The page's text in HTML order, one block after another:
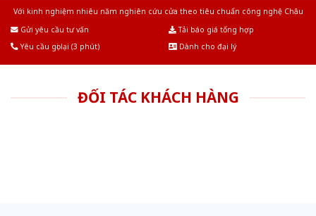
Với kinh nghiệm nhiêu năm nghiên cứu cửa theo tiêu chuẩn công nghệ Châu
Gửi yêu cầu tư vấn
Tải báo giá tổng hợp
Yêu cầu gọi lại (3 phút)
Dành cho đại lý
ĐỐI TÁC KHÁCH HÀNG